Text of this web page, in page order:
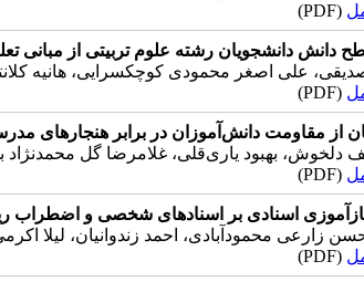
(PDF)
دانش دانشجویان رشته علوم تربیتی از مبانی
علی اصغر محمودی کوچکسرایی، هانیه
(PDF)
از مقاومت دانش‌آموزان در برابر هنجارهای
دلخوش، بهبود یاری‌قلی، غلامرضا گل‌ محمد‌نژاد
(PDF)
بازآموزی اسنادی بر اسنادهای شخصی و
زارعی محمودآبادی، احمد زندوانیان، لیلا
(PDF)